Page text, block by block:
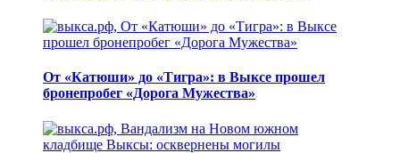
От «Катюши» до «Тигра»: в Выксе прошел
бронепробег «Дорога Мужества»